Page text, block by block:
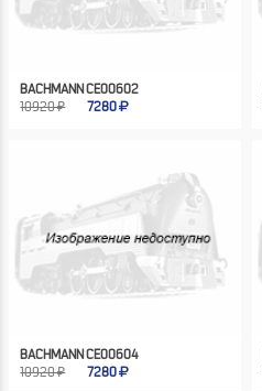
BACHMANN CE00602
10920 ₽
7280
BACHMANN CE00604
10920 ₽
7280